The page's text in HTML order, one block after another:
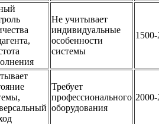
Не учитывает
индивидуальные
особенности
системы
Требует
профессионального
оборудования